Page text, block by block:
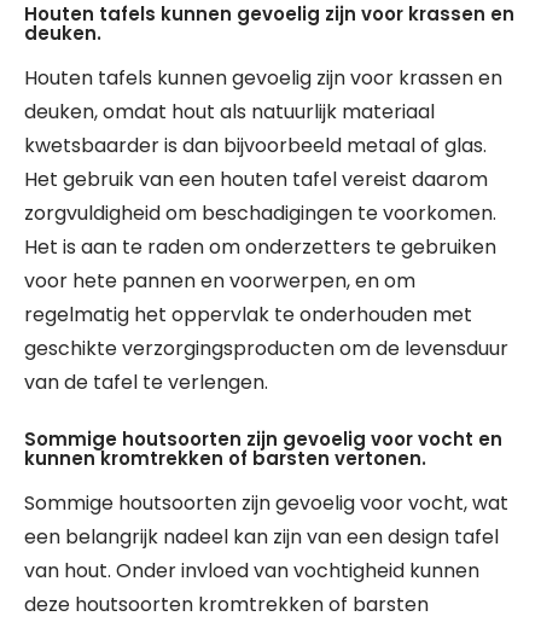
Houten tafels kunnen gevoelig zijn voor krassen en
deuken.
Houten tafels kunnen gevoelig zijn voor krassen en
deuken, omdat hout als natuurlijk materiaal
kwetsbaarder is dan bijvoorbeeld metaal of glas.
Het gebruik van een houten tafel vereist daarom
zorgvuldigheid om beschadigingen te voorkomen.
Het is aan te raden om onderzetters te gebruiken
voor hete pannen en voorwerpen, en om
regelmatig het oppervlak te onderhouden met
geschikte verzorgingsproducten om de levensduur
van de tafel te verlengen.
Sommige houtsoorten zijn gevoelig voor vocht en
kunnen kromtrekken of barsten vertonen.
Sommige houtsoorten zijn gevoelig voor vocht, wat
een belangrijk nadeel kan zijn van een design tafel
van hout. Onder invloed van vochtigheid kunnen
deze houtsoorten kromtrekken of barsten